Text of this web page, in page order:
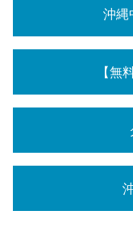
沖縄
【無